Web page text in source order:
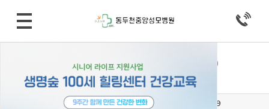
병원소식 > 공지사항
비급여 진료비용 등의 게시 변경 (2019/02/13)
작성자 중앙성모병원 19-02-13 17:08조회 13,621회댓글 0건
(6.8K) 192회 다운로드 DATE : 2019-02-13 17:08:19